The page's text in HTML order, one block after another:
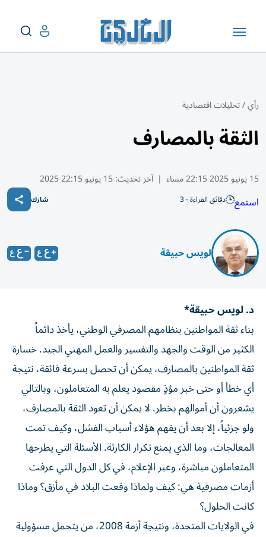
رأي/تحليلات اقتصادية
الثقة بالمصارف
15 يونيو 2025 22:15 مساء | آخر تحديث:15 يونيو 22:15 2025
استمع دقائق القراءة - 3 شارك
لويس حبيقة
د. لويس حبيقة*
بناء ثقة المواطنين بنظامهم المصرفي الوطني، يأخذ دائماً
الكثير من الوقت والجهد والتفسير والعمل المهني الجيد. خسارة
ثقة المواطنين بالمصارف، يمكن أن تحصل بسرعة فائقة، نتيجة
أي خطأ أو حتى خبر مؤذٍ مقصود يعلم به المتعاملون، وبالتالي
يشعرون أن أموالهم بخطر. لا يمكن أن تعود الثقة بالمصارف،
ولو جزئياً، إلا بعد أن يفهم هؤلاء أسباب الفشل، وكيف تمت
المعالجات، وما الذي يمنع تكرار الكارثة. الأسئلة التي يطرحها
المتعاملون مباشرة، وعبر الإعلام، في كل الدول التي عرفت
أزمات مصرفية هي: كيف ولماذا وقعت البلاد في مأزق؟ وماذا
كانت الحلول؟
في الولايات المتحدة، ونتيجة أزمة 2008، من يتحمل مسؤولية